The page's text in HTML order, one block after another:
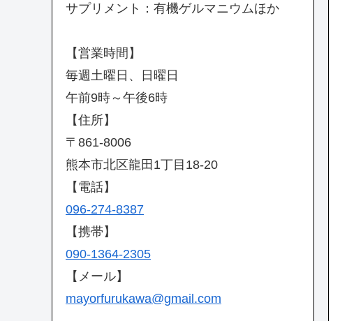
サプリメント：有機ゲルマニウムほか
【営業時間】
毎週土曜日、日曜日
午前9時～午後6時
【住所】
〒861-8006
熊本市北区龍田1丁目18-20
【電話】
096-274-8387
【携帯】
090-1364-2305
【メール】
mayorfurukawa@gmail.com